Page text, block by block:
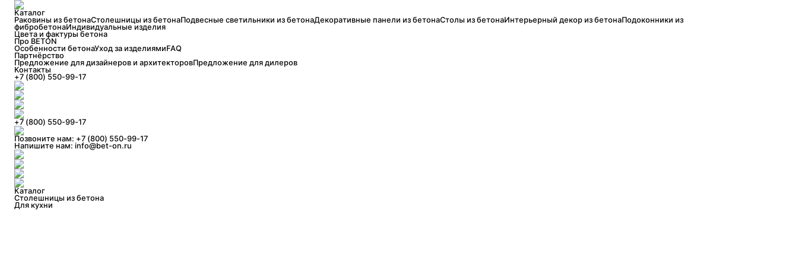
Каталог
Раковины из бетонаСтолешницы из бетонаПодвесные светильники из бетонаДекоративные панели из бетонаСтолы из бетонаИнтерьерный декор из бетонаПодоконники из
фибробетонаИндивидуальные изделия
Цвета и фактуры бетона
Про BETON
Особенности бетонаУход за изделиямиFAQ
Партнёрство
Предложение для дизайнеров и архитекторовПредложение для дилеров
Контакты
+7 (800) 550-99-17
+7 (800) 550-99-17
Позвоните нам: +7 (800) 550-99-17
Напишите нам: info@bet-on.ru
Каталог
Столешницы из бетона
Для кухни